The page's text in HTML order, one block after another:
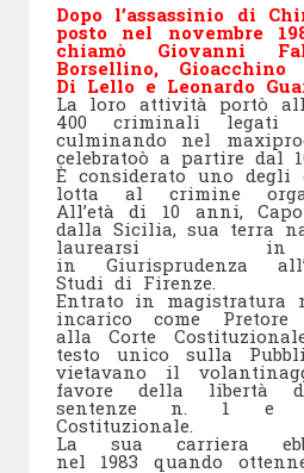
Dopo l’assassinio di
posto nel novembre
chiamò Giovanni
Borsellino, Gioacchino
Di Lello e Leonardo
La loro attività portò
400 criminali legati
culminando nel
celebratoò a partire dal
È considerato uno degli
lotta al crimine
All’età di 10 anni,
dalla Sicilia, sua terra
laurearsi
in Giurisprudenza
Studi di Firenze.
Entrato in magistratura
incarico come
alla Corte
testo unico sulla
vietavano il
favore della libertà
sentenze n. 1 e
Costituzionale.
La sua carriera
nel 1983 quando